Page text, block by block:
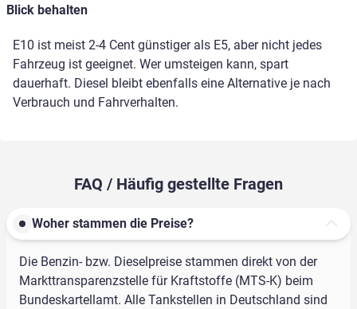
Blick behalten
E10 ist meist 2-4 Cent günstiger als E5, aber nicht jedes
Fahrzeug ist geeignet. Wer umsteigen kann, spart
dauerhaft. Diesel bleibt ebenfalls eine Alternative je nach
Verbrauch und Fahrverhalten.
FAQ / Häufig gestellte Fragen
Woher stammen die Preise?
Die Benzin- bzw. Dieselpreise stammen direkt von der
Markttransparenzstelle für Kraftstoffe (MTS-K) beim
Bundeskartellamt. Alle Tankstellen in Deutschland sind